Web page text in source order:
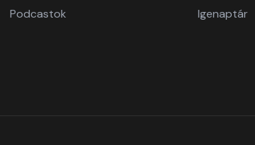
Podcastok
Igenaptár